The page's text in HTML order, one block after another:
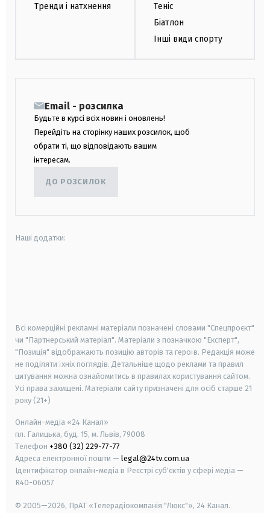
Тренди і натхнення
Теніс
Біатлон
Інші види спорту
Email - розсилка
Будьте в курсі всіх новин і оновлень!
Перейдіть на сторінку наших розсилок, щоб
обрати ті, що відповідають вашим
інтересам.
ДО РОЗСИЛОК
Наші додатки:
Всі комерційні рекламні матеріали позначені словами "Спецпроєкт"
чи "Партнерський матеріал". Матеріали з позначкою "Експерт",
"Позиція" відображають позицію авторів та героїв. Редакція може
не поділяти їхніх поглядів. Детальніше щодо реклами та правил
цитування можна ознайомитись в правилах користування сайтом.
Усі права захищені. Матеріали сайту призначені для осіб старше 21
року (21+)
Онлайн-медіа «24 Канал»
пл. Галицька, буд. 15, м. Львів, 79008
Телефон +380 (32) 229-77-77
Адреса електронної пошти — legal@24tv.com.ua
Ідентифікатор онлайн-медіа в Реєстрі суб'єктів у сфері медіа —
R40-06057
© 2005—2026, ПрАТ «Телерадіокомпанія "Люкс"», 24 Канал.